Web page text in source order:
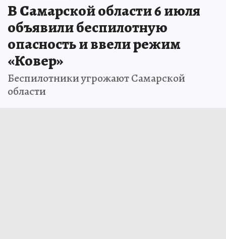
В Самарской области 6 июля
объявили беспилотную
опасность и ввели режим
«Ковер»
Беспилотники угрожают Самарской
области